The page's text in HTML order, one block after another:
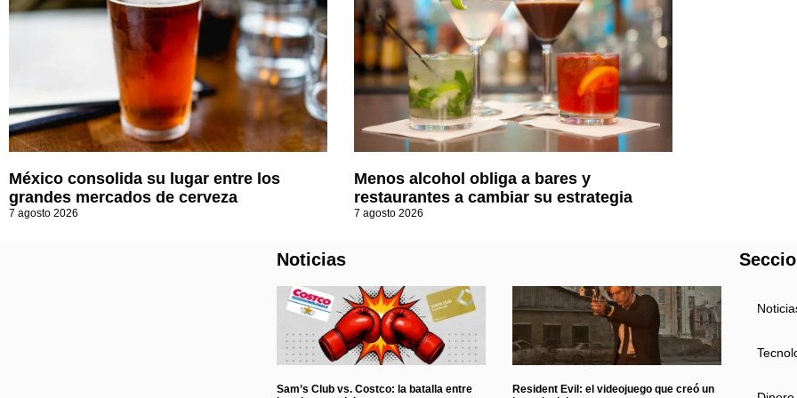
México consolida su lugar entre los
grandes mercados de cerveza
7 agosto 2026
Menos alcohol obliga a bares y
restaurantes a cambiar su estrategia
7 agosto 2026
Noticias
Sam’s Club vs. Costco: la batalla entre
Resident Evil: el videojuego que creó un